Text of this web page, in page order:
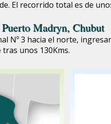
El recorrido total es de
Puerto Madryn, Chubut
Nº 3 hacia el norte,
unos 130Kms.